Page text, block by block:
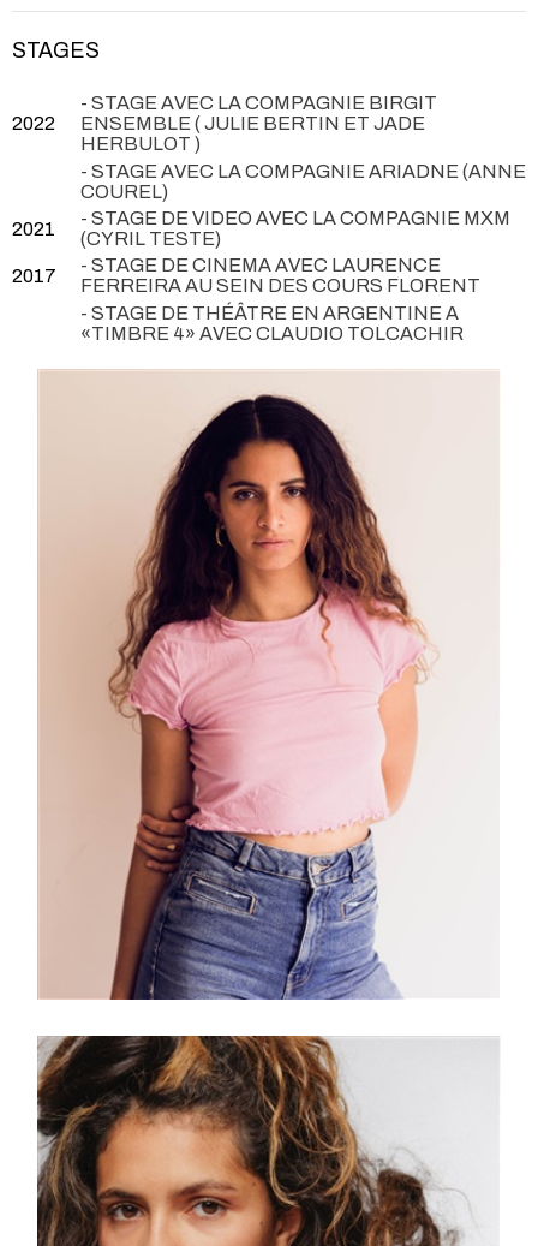
STAGES
2022
- STAGE AVEC LA COMPAGNIE BIRGIT
ENSEMBLE ( JULIE BERTIN ET JADE
HERBULOT )
- STAGE AVEC LA COMPAGNIE ARIADNE (ANNE
COUREL)
2021
- STAGE DE VIDEO AVEC LA COMPAGNIE MXM
(CYRIL TESTE)
2017
- STAGE DE CINEMA AVEC LAURENCE
FERREIRA AU SEIN DES COURS FLORENT
- STAGE DE THÉÂTRE EN ARGENTINE A
«TIMBRE 4» AVEC CLAUDIO TOLCACHIR